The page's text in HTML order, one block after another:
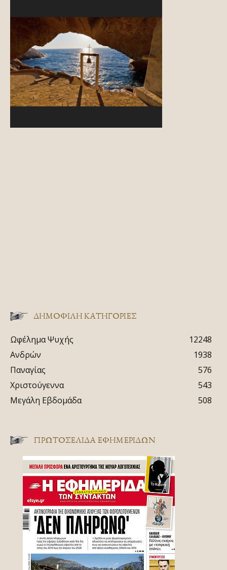
ΔΗΜΟΦΙΛΗ ΚΑΤΗΓΟΡΙΕΣ
Ωφέλημα Ψυχής
12248
Ανδρών
1938
Παναγίας
576
Χριστούγεννα
543
Μεγάλη Εβδομάδα
508
ΠΡΩΤΟΣΈΛΙΔΑ ΕΦΗΜΕΡΊΔΩΝ